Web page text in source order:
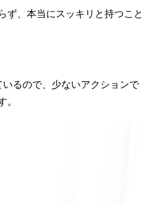
ず、本当にスッキリと持つこと
るので、少ないアクションで